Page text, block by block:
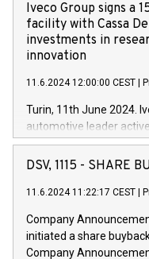
Iveco Group signs a
facility with Cassa
investments in
innovation
11.6.2024 12:00:00 CEST
Turin, 11th June 2024.
automotive leader
Vehicles, Powertrain
has successfully signed
new projects in Italy
by CDP, Iveco Group
architectures in the field
DSV, 1115 - SHARE
11.6.2024 11:22:17 CEST
Company
initiated a share
Company